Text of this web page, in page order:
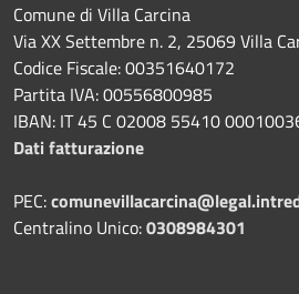
Comune di Villa Carcina
Via XX Settembre n. 2, 25069 Villa
Codice Fiscale: 00351640172
Partita IVA: 00556800985
IBAN: IT 45 C 02008 55410
Dati fatturazione
PEC:
Centralino Unico:0308984301